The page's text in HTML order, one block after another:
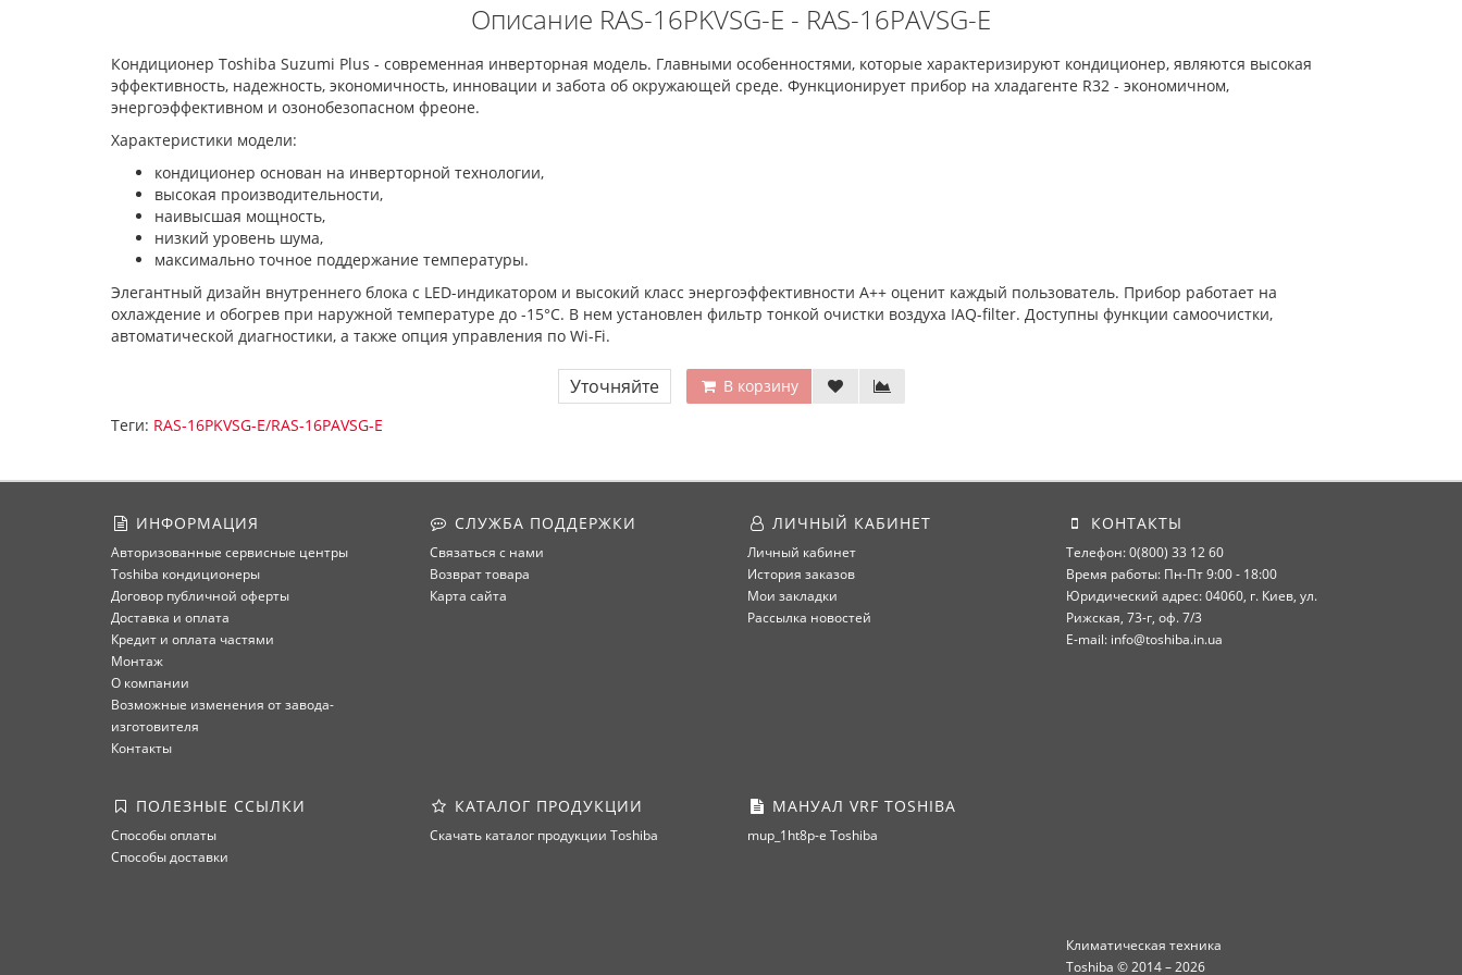
Описание RAS-16PKVSG-E - RAS-16PAVSG-E
Кондиционер Toshiba Suzumi Plus - современная инверторная модель. Главными особенностями, которые характеризируют кондиционер, являются высокая
эффективность, надежность, экономичность, инновации и забота об окружающей среде. Функционирует прибор на хладагенте R32 - экономичном,
энергоэффективном и озонобезопасном фреоне.
Характеристики модели:
кондиционер основан на инверторной технологии,
высокая производительности,
наивысшая мощность,
низкий уровень шума,
максимально точное поддержание температуры.
Элегантный дизайн внутреннего блока с LED-индикатором и высокий класс энергоэффективности А++ оценит каждый пользователь. Прибор работает на
охлаждение и обогрев при наружной температуре до -15°С. В нем установлен фильтр тонкой очистки воздуха IAQ-filter. Доступны функции самоочистки,
автоматической диагностики, а также опция управления по Wi-Fi.
Уточняйте
В корзину
Теги: RAS-16PKVSG-E/RAS-16PAVSG-E
ИНФОРМАЦИЯ
Авторизованные сервисные центры
Toshiba кондиционеры
Договор публичной оферты
Доставка и оплата
Кредит и оплата частями
Монтаж
О компании
Возможные изменения от завода-
изготовителя
Контакты
СЛУЖБА ПОДДЕРЖКИ
Связаться с нами
Возврат товара
Карта сайта
ЛИЧНЫЙ КАБИНЕТ
Личный кабинет
История заказов
Мои закладки
Рассылка новостей
КОНТАКТЫ
Телефон: 0(800) 33 12 60
Время работы: Пн-Пт 9:00 - 18:00
Юридический адрес: 04060, г. Киев, ул.
Рижская, 73-г, оф. 7/3
E-mail: info@toshiba.in.ua
ПОЛЕЗНЫЕ ССЫЛКИ
Способы оплаты
Способы доставки
КАТАЛОГ ПРОДУКЦИИ
Скачать каталог продукции Toshiba
МАНУАЛ VRF TOSHIBA
mup_1ht8p-e Toshiba
Климатическая техника
Toshiba © 2014 – 2026